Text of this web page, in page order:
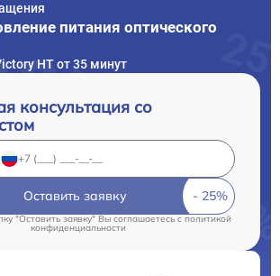
питания оптического
HT от 35 минут
консультация со
Оставить заявку
"Оставить заявку" Вы соглашаетесь cполитикой
конфиденциальности